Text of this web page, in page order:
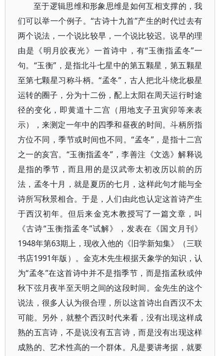
至于逻辑思维和形象思维是如何互相支撑的，我
们可以举一个例子。“古诗十九首”产生的时代过去有
两个说法，一个说比较早，一个说比较迟。说早的理
由是《明月皎夜光》一首诗中，有“玉衡指孟冬”一
句。“玉衡”，是指北斗七星中的第五颗星，第五颗星
至第七颗星习称斗柄。“孟冬”，古人把北斗绕北极星
运转的圈子，分为十二份，配上太阳在周天运行时途
径的变化，即黄道十二宫（用地支子丑寅卯等来表
示），来测定一年中的四季和昼夜的时间。斗柄所指
方位不同，季节或时间也不同。“孟冬”，是指十二宫
之一的亥宫。“玉衡指孟冬”，李善注《文选》解释说
是指的季节，而且用的是汉武帝太初改历以前的历
法，孟冬十月，就是夏历的七月，这样此句才能与全
诗所写秋景相合。于是，人们由此也认定这首诗产生
于西汉初年。但后来金克木教授写了一篇文章，叫
《古诗“玉衡指孟冬”试解》，发表在《国文月刊》
1948年第63期上，现收入他的《旧学新知集》（三联
书店1991年版）。金克木先生根据天象学的知识，认
为“孟冬”在这首诗中并不是指季节，而是指孟秋或仲
秋下弦月夜半至天明之间的这段时间。金先生的这个
说法，很多人认为很合理，所以这首诗出自西汉不太
可能。另外，就整个西汉时代来看，没有出现这样成
熟的五言诗，不是说没有五言诗，而是没有出现这样
成熟的、艺术性高的一个群体。凡是要讲考据，就要